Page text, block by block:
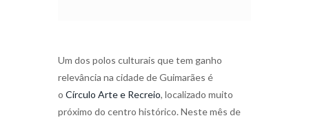
Um dos polos culturais que tem ganho
relevância na cidade de Guimarães é
o Círculo Arte e Recreio, localizado muito
próximo do centro histórico. Neste mês de